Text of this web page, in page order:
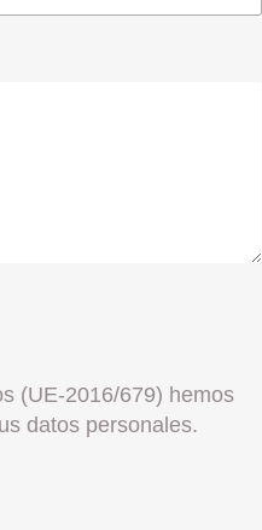
(UE-2016/679) hemos
datos personales.